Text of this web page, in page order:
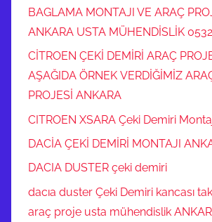
BAGLAMA MONTAJI VE ARAÇ
ANKARA USTA MÜHENDİSLİK
CİTROEN ÇEKİ DEMİRİ ARAÇ
AŞAĞIDA ÖRNEK VERDİĞİMİZ
PROJESİ ANKARA
CITROEN XSARA Çeki Demiri
DACİA ÇEKİ DEMİRİ MONTAJI
DACIA DUSTER çeki demiri
dacıa duster Çeki Demiri kancası
araç proje usta mühendislik